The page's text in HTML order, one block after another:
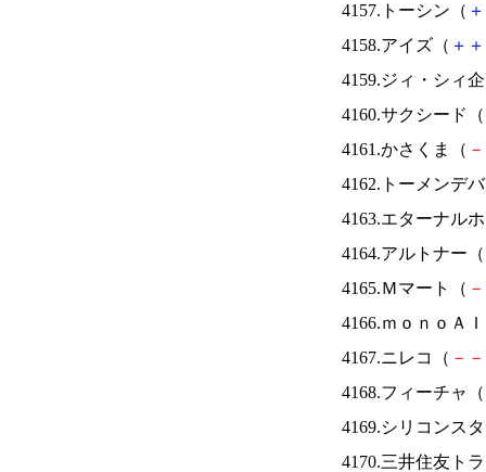
4157.トーシン（ ＋
4158.アイズ（ ＋ ＋
4159.ジィ・シィ
4160.サクシード（
4161.かさくま（ －
4162.トーメンデ
4163.エターナル
4164.アルトナー（
4165.Ｍマート（ －
4166.ｍｏｎｏＡ
4167.ニレコ（ － －
4168.フィーチャ（
4169.シリコンス
4170.三井住友ト